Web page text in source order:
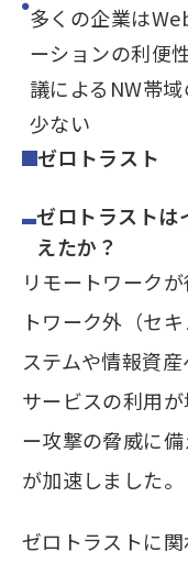
多くの企業は
ーションの利便
議によるNW帯
少ない
ゼロトラスト
ゼロトラストは
えたか？
リモートワーク
トワーク外（セ
ステムや情報資
サービスの利用
ー攻撃の脅威に
が加速しました。
ゼロトラストに